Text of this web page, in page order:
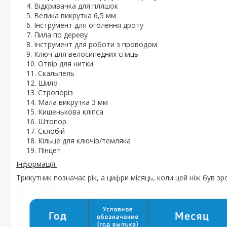
Відкривачка для пляшок
Велика викрутка 6,5 мм
Інструмент для оголення дроту
Пила по дереву
Інструмент для роботи з проводом
Ключ для велосипедних спиць
Отвір для нитки
Скальпель
Шило
Стропоріз
Мала викрутка 3 мм
Кишенькова кліпса
Штопор
Склобій
Кільце для ключів/темляка
Пінцет
Інформація:
Трикутник позначає рік, а цифри місяць, коли цей ніж був